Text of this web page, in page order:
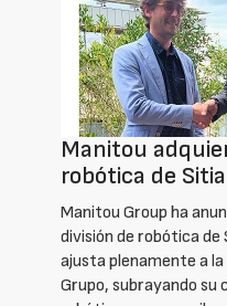
Manitou
robótica de Sitia
Manitou Group ha
división de robótica
ajusta plenamente a
Grupo, subrayando su